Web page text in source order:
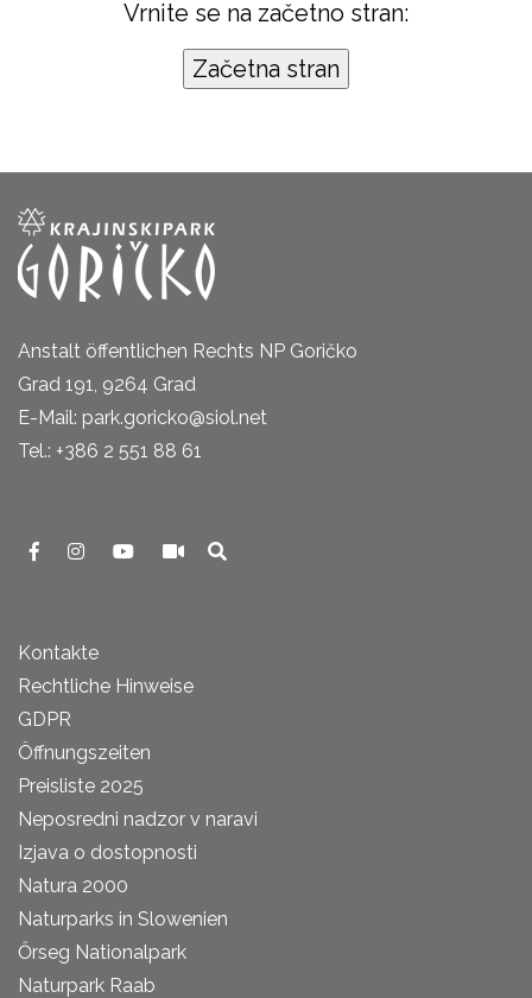
Vrnite se na začetno stran:
Anstalt öffentlichen Rechts NP Goričko
Grad 191, 9264 Grad
E-Mail: park.goricko@siol.net
Tel.: +386 2 551 88 61
Kontakte
Rechtliche Hinweise
GDPR
Öffnungszeiten
Preisliste 2025
Neposredni nadzor v naravi
Izjava o dostopnosti
Natura 2000
Naturparks in Slowenien
Őrseg Nationalpark
Naturpark Raab